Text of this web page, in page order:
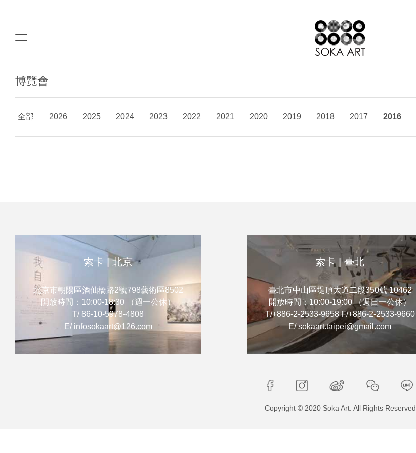
博覽會
全部 2026 2025 2024 2023 2022 2021 2020 2019 2018 2017 2016
索卡 | 北京
北京市朝陽區酒仙橋路2號798藝術區8502
開放時間：10:00-18:30 （週一公休）
T/ 86-10-5978-4808
E/ infosokaart@126.com
索卡 | 臺北
臺北市中山區堤頂大道二段350號 10462
開放時間：10:00-19:00 （週日一公休）
T/+886-2-2533-9658 F/+886-2-2533-9660
E/ sokaart.taipei@gmail.com
Copyright © 2020 Soka Art. All Rights Reserved